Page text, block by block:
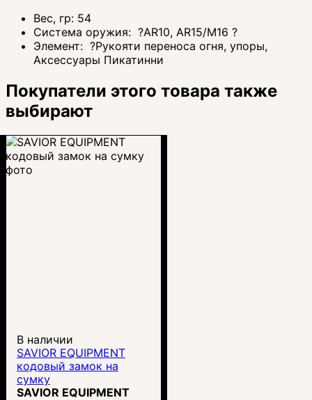
Вес, гр: 54
Система оружия: ?AR10, AR15/M16 ?
Элемент: ?Рукояти переноса огня, упоры,
Аксессуары Пикатинни
Покупатели этого товара также
выбирают
В наличии
SAVIOR EQUIPMENT
кодовый замок на
сумку
SAVIOR EQUIPMENT